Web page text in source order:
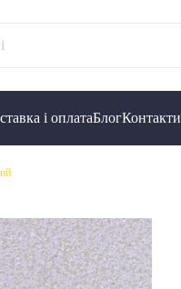
і оплатаБлогКонтакти